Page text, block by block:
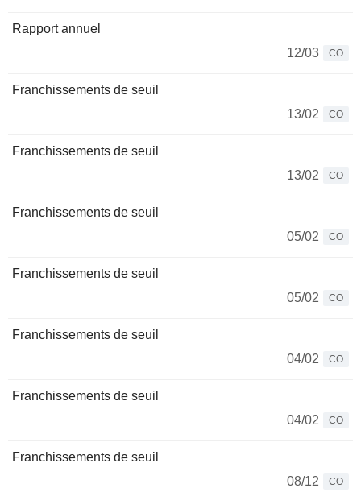
Rapport annuel
12/03
CO
Franchissements de seuil
13/02
CO
Franchissements de seuil
13/02
CO
Franchissements de seuil
05/02
CO
Franchissements de seuil
05/02
CO
Franchissements de seuil
04/02
CO
Franchissements de seuil
04/02
CO
Franchissements de seuil
08/12
CO